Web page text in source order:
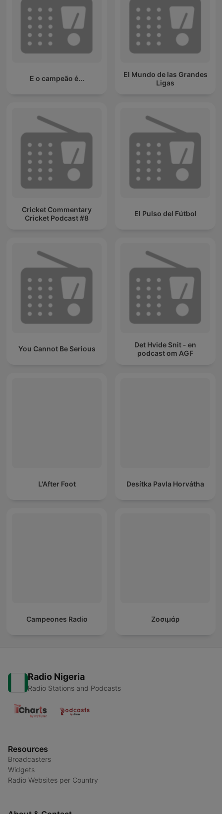
E o campeão é...
El Mundo de las Grandes
Ligas
Cricket Commentary
Cricket Podcast #8
El Pulso del Fútbol
You Cannot Be Serious
Det Hvide Snit - en
podcast om AGF
L'After Foot Desítka Pavla Horvátha
Campeones Radio Ζοσιμάρ
Radio Nigeria
Radio Stations and Podcasts
Resources
Broadcasters
Widgets
Radio Websites per Country